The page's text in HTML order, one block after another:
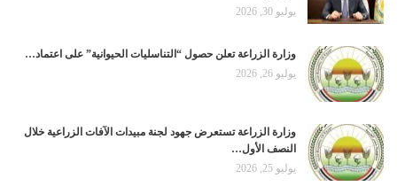
يوليو 30, 2026
وزارة الزراعة تعلن حصول “التناسليات الحيوانية” على اعتماد…
يوليو 26, 2026
وزارة الزراعة تستعرض جهود لجنة مبيدات الآفات الزراعية خلال
النصف الأول…
يوليو 25, 2026